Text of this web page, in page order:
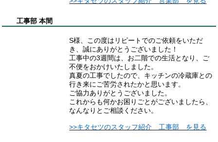
工事部 本間
S様、この度はリピートでのご依頼をいただ
き、誠にありがとうございました！
工事中の3週間は、お二階での生活となり、ご
不便をおかけいたしました。
真夏の工事でしたので、キッチンの冷蔵庫との
行き来にご苦労されたかと思います。
ご協力ありがとうございました。
これからも何かお困りごとがございましたら、
なんなりとご相談ください。
>>キタセツのスタッフ紹介 工事部 を見る